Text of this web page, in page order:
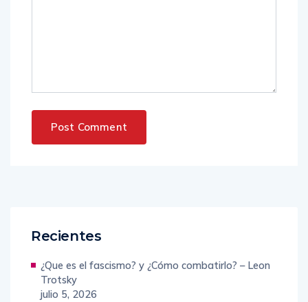
Recientes
¿Que es el fascismo? y ¿Cómo combatirlo? – Leon
Trotsky
julio 5, 2026